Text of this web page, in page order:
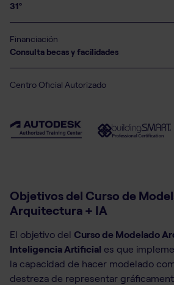
31º
Financiación
Consulta becas y facilidades
Centro Oficial Autorizado
Objetivos del Curso de
Arquitectura + IA
El objetivo del Curso de Modelado
Inteligencia Artificial es que
la capacidad de hacer modelado
destreza de representar